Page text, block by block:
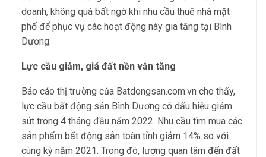
doanh, không quá bất ngờ khi nhu cầu thuê nhà mặt
phố để phục vụ các hoạt động này gia tăng tại Bình
Dương.
Lực cầu giảm, giá đất nền vẫn tăng
Báo cáo thị trường của Batdongsan.com.vn cho thấy,
lực cầu bất động sản Bình Dương có dấu hiệu giảm
sút trong 4 tháng đầu năm 2022. Nhu cầu tìm mua các
sản phẩm bất động sản toàn tỉnh giảm 14% so với
cùng kỳ năm 2021. Trong đó, lượng quan tâm đến đất